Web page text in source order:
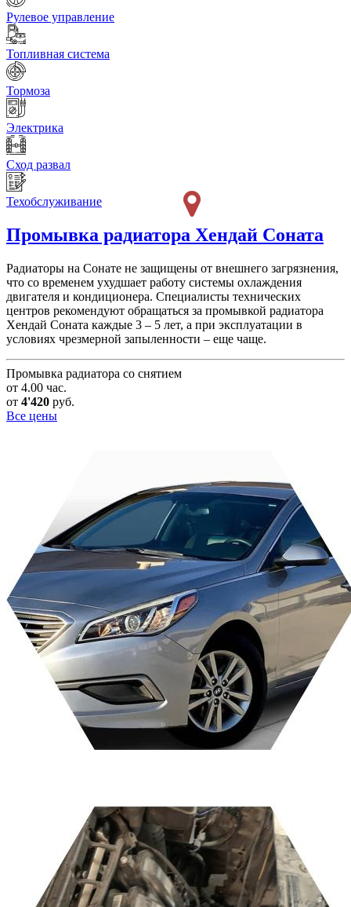
Рулевое управление
Топливная система
Тормоза
Электрика
Сход развал
Техобслуживание
Промывка радиатора Хендай Соната
Радиаторы на Сонате не защищены от внешнего загрязнения,
что со временем ухудшает работу системы охлаждения
двигателя и кондиционера. Специалисты технических
центров рекомендуют обращаться за промывкой радиатора
Хендай Соната каждые 3 – 5 лет, а при эксплуатации в
условиях чрезмерной запыленности – еще чаще.
Промывка радиатора со снятием
от 4.00 час.
от 4'420 руб.
Все цены